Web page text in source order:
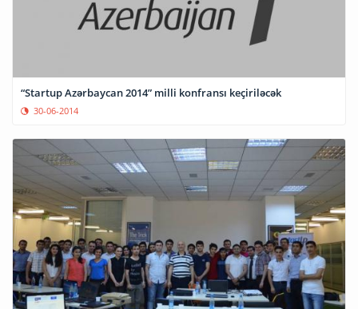
“Startup Azərbaycan 2014” milli konfransı keçiriləcək
30-06-2014